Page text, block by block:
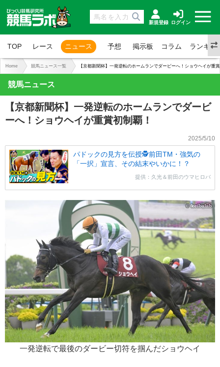
新規登録 ログイン
TOP レース ニュース 予想 掲示板 コラム ランキン
Home 競馬ニュース一覧 【京都新聞杯】一発逆転のホームランでダービーへ！ショウヘイが重
競馬ニュース
【京都新聞杯】一発逆転のホームランでダービ
ーへ！ショウヘイが重賞初制覇！
2025/5/10
パドックの見方を伝授🕵前田TM・強気の
「一択」宣言、その結末やいかに！？
提供：久光＆前田のウマヒロバ
一発逆転で最後のダービー切符を掴んだショウヘイ